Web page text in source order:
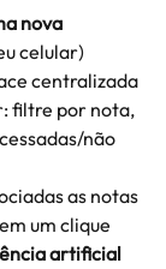
nova
celular)
centralizada
filtre por nota,
não
as notas
um clique
artificial